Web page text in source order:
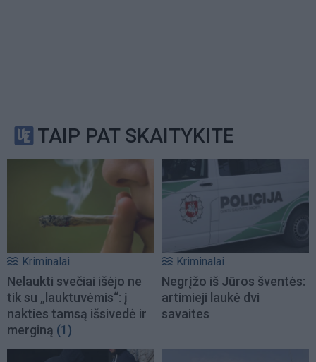
TAIP PAT SKAITYKITE
Kriminalai
Nelaukti svečiai išėjo ne
tik su „lauktuvėmis“: į
nakties tamsą išsivedė ir
merginą (1)
Kriminalai
Negrįžo iš Jūros šventės:
artimieji laukė dvi
savaites